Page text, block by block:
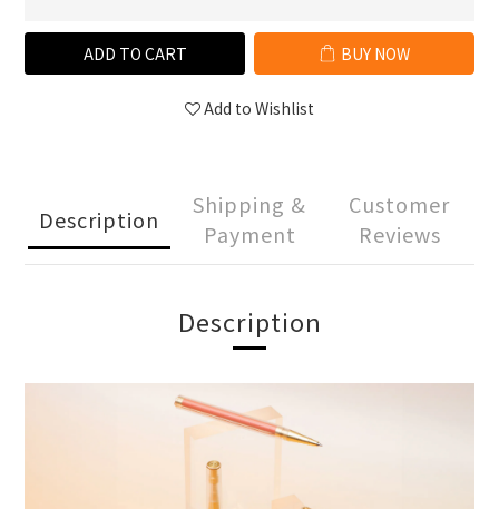
ADD TO CART BUY NOW
Add to Wishlist
Description
Shipping &
Payment
Customer
Reviews
Description